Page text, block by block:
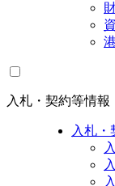
入札・契約等情報
入札・